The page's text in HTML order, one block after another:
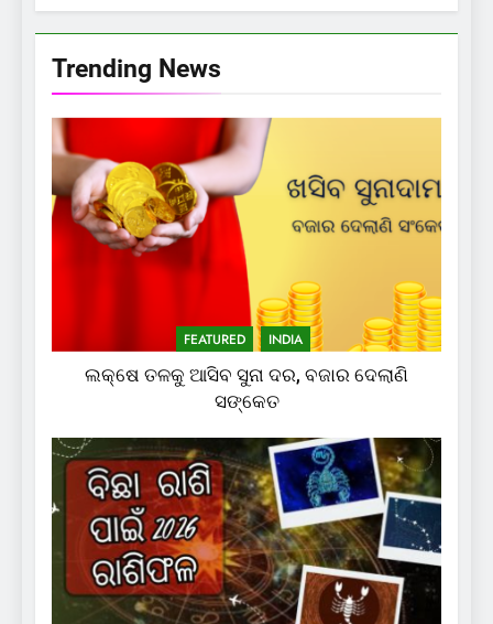
Trending News
FEATURED INDIA
ଲକ୍ଷେ ତଳକୁ ଆସିବ ସୁନା ଦର, ବଜାର ଦେଲାଣି
ସଙ୍କେତ